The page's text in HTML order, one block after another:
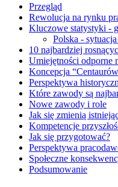
Przegląd
Rewolucja na rynku
Kluczowe statystyki -
Polska -
10 najbardziej
Umiejętności odporne
Koncepcja
Perspektywa
Które zawody są
Nowe zawody i role
Jak się zmienią
Kompetencje
Jak się przygotować?
Perspektywa
Społeczne
Podsumowanie